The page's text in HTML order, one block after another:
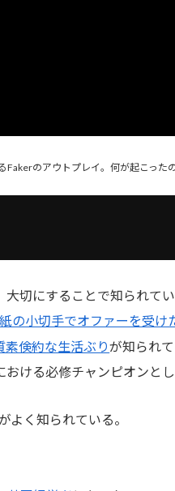
のアウトプレイ。何が起こった
切にすることで知られてい
の小切手でオファーを受け
素倹約な生活ぶりが知られて
ける必修チャンピオンと
よく知られている。